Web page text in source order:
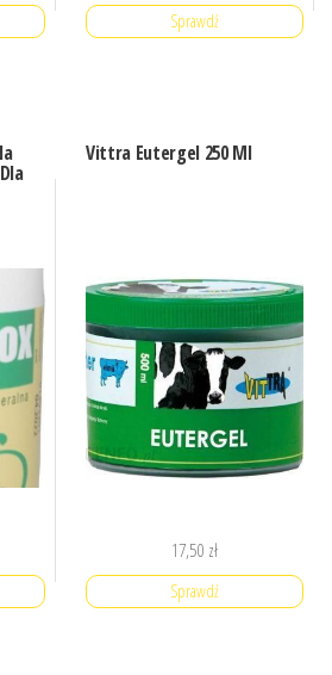
Sprawdź
Vittra Eutergel 250 Ml
17,50 zł
Sprawdź